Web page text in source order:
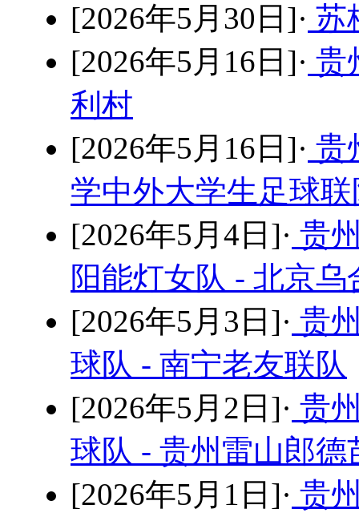
[2026年5月30日]· 苏
[2026年5月16日]· 贵
利村
[2026年5月16日]· 贵
学中外大学生足球
[2026年5月4日]· 贵
阳能灯女队 - 北京
[2026年5月3日]· 贵
球队 - 南宁老友联队
[2026年5月2日]· 贵
球队 - 贵州雷山郎德
[2026年5月1日]· 贵